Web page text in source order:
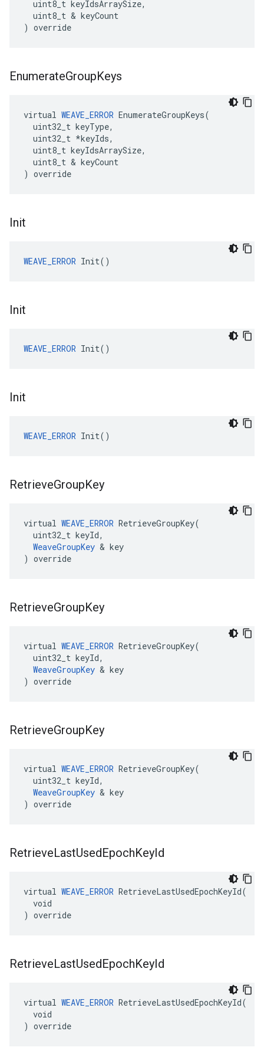
  uint8_t keyIdsArraySize,
  uint8_t & keyCount
) override
EnumerateGroupKeys
virtual WEAVE_ERROR EnumerateGroupKeys(
  uint32_t keyType,
  uint32_t *keyIds,
  uint8_t keyIdsArraySize,
  uint8_t & keyCount
) override
Init
WEAVE_ERROR Init()
Init
WEAVE_ERROR Init()
Init
WEAVE_ERROR Init()
RetrieveGroupKey
virtual WEAVE_ERROR RetrieveGroupKey(
  uint32_t keyId,
WeaveGroupKey & key
) override
RetrieveGroupKey
virtual WEAVE_ERROR RetrieveGroupKey(
  uint32_t keyId,
WeaveGroupKey & key
) override
RetrieveGroupKey
virtual WEAVE_ERROR RetrieveGroupKey(
  uint32_t keyId,
WeaveGroupKey & key
) override
RetrieveLastUsedEpochKeyId
virtual WEAVE_ERROR RetrieveLastUsedEpochKeyId(
  void
) override
RetrieveLastUsedEpochKeyId
virtual WEAVE_ERROR RetrieveLastUsedEpochKeyId(
  void
) override